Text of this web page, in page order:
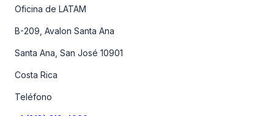
Oficina de LATAM
B-209, Avalon Santa Ana
Santa Ana, San José 10901
Costa Rica
Teléfono